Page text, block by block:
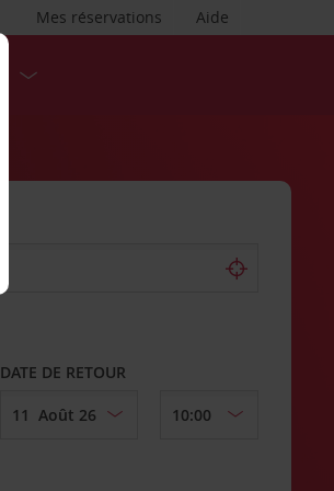
Aide
Mes réservations
DATE DE RETOUR